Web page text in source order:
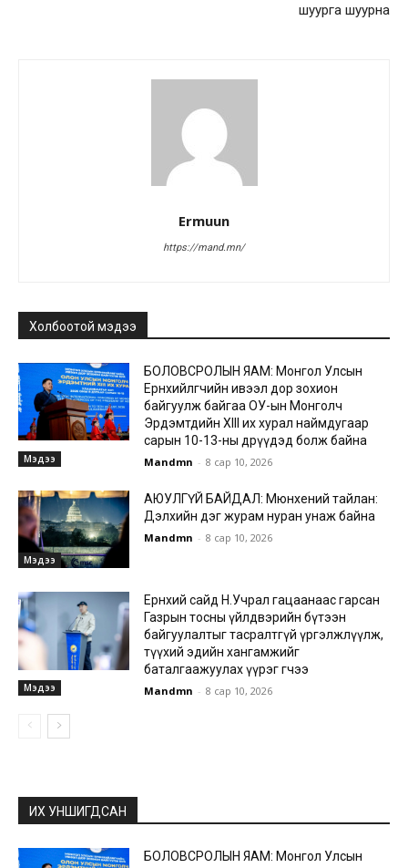
шуурга шуурна
Ermuun
https://mand.mn/
Холбоотой мэдээ
Мэдээ
БОЛОВСРОЛЫН ЯАМ: Монгол Улсын
Ерөнхийлөгчийн ивээл дор зохион
байгуулж байгаа ОУ-ын Монголч
Эрдэмтдийн XIII их хурал наймдугаар
сарын 10-13-ны өдрүүдэд болж байна
Mandmn - 8 сар 10, 2026
Мэдээ
АЮУЛГҮЙ БАЙДАЛ: Мюнхений тайлан:
Дэлхийн дэг журам нуран унаж байна
Mandmn - 8 сар 10, 2026
Мэдээ
Ерөнхий сайд Н.Учрал гацаанаас гарсан
Газрын тосны үйлдвэрийн бүтээн
байгуулалтыг тасралтгүй үргэлжлүүлж,
түүхий эдийн хангамжийг
баталгаажуулах үүрэг өгчээ
Mandmn - 8 сар 10, 2026
ИХ УНШИГДСАН
БОЛОВСРОЛЫН ЯАМ: Монгол Улсын